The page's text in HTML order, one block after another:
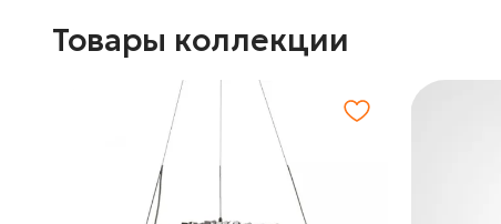
Товары коллекции